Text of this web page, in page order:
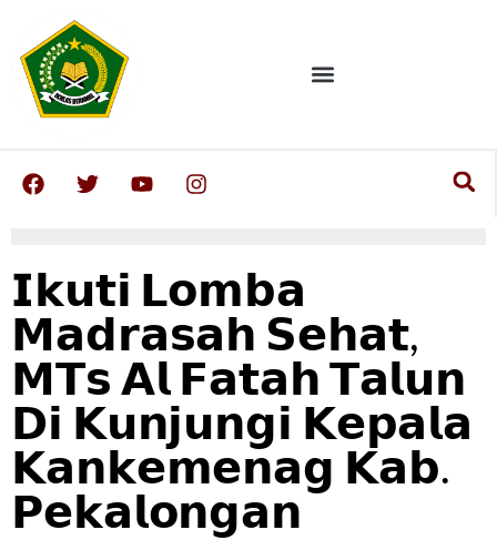
𝗜𝗸𝘂𝘁𝗶 𝗟𝗼𝗺𝗯𝗮
𝗠𝗮𝗱𝗿𝗮𝘀𝗮𝗵 𝗦𝗲𝗵𝗮𝘁,
𝗠𝗧𝘀 𝗔𝗹 𝗙𝗮𝘁𝗮𝗵 𝗧𝗮𝗹𝘂𝗻
𝗗𝗶 𝗞𝘂𝗻𝗷𝘂𝗻𝗴𝗶 𝗞𝗲𝗽𝗮𝗹𝗮
𝗞𝗮𝗻𝗸𝗲𝗺𝗲𝗻𝗮𝗴 𝗞𝗮𝗯.
𝗣𝗲𝗸𝗮𝗹𝗼𝗻𝗴𝗮𝗻